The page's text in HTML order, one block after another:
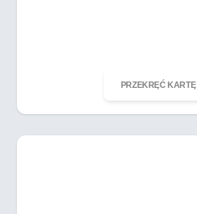
PRZEKRĘĆ KARTĘ
ODKRĘĆ KARTĘ